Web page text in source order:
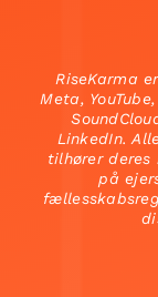
RiseKarma
Meta,
LinkedIn.
tilhører deres
på